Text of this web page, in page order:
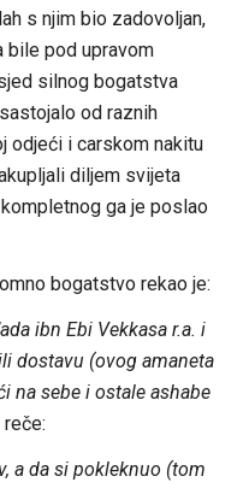
s njim bio zadovoljan,
bile pod upravom
silnog bogatstva
od raznih
odjeći i carskom nakitu
diljem svijeta
ga je poslao
bogatstvo rekao je:
ibn Ebi Vekkasa r.a. i
dostavu (ovog amaneta
na sebe i ostale ashabe
reče:
a da si pokleknuo (tom